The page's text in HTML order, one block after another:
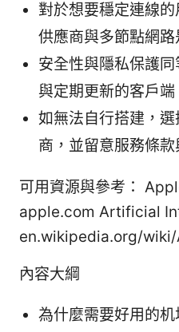
對於想要穩定連線
供應商與多節點網路
安全性與隱私保護
與定期更新的客戶端
如無法自行搭建，
商，並留意服務條款
可用資源與參考：
apple.com Artificial
en.wikipedia.org/
內容大綱
為什麼需要好用的机